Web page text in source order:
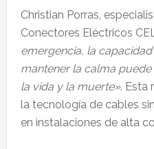
Christian Porras,
Conectores Eléctricos
emergencia, la
mantener la calma
la vida y la muerte». Esta
la tecnología de cables
en instalaciones de alta